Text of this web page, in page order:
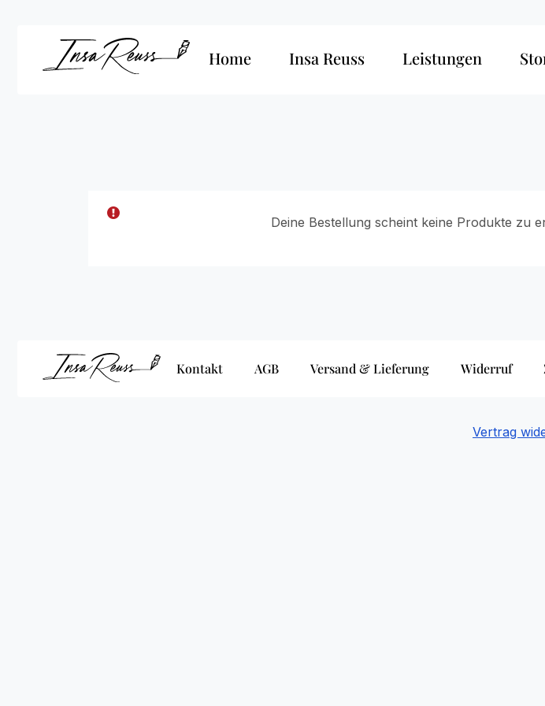
Home Insa Reuss Leistungen
Deine Bestellung scheint keine Produkte zu
Kontakt AGB Versand & Lieferung Widerruf
Vertrag